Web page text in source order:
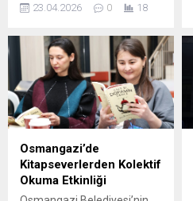
Açıklamalar: “Hem
Sahadayız, Ancak Sorunlar
Birikiyor” Osmangazi
Çiftehavuzlar Mahalle
Muhtarı Mustafa Süleyman,
son açıklamalarında hem
mahalle çalışmaları hem de
yerel yönetim hizmetlerine
ilişkin dikkat çeken
değerlendirmelerde
bulundu. Süleyman, 7 yıllık
23.04.2026 0 18
Osmangazi’de
Kitapseverlerden Kolektif
Okuma Etkinliği